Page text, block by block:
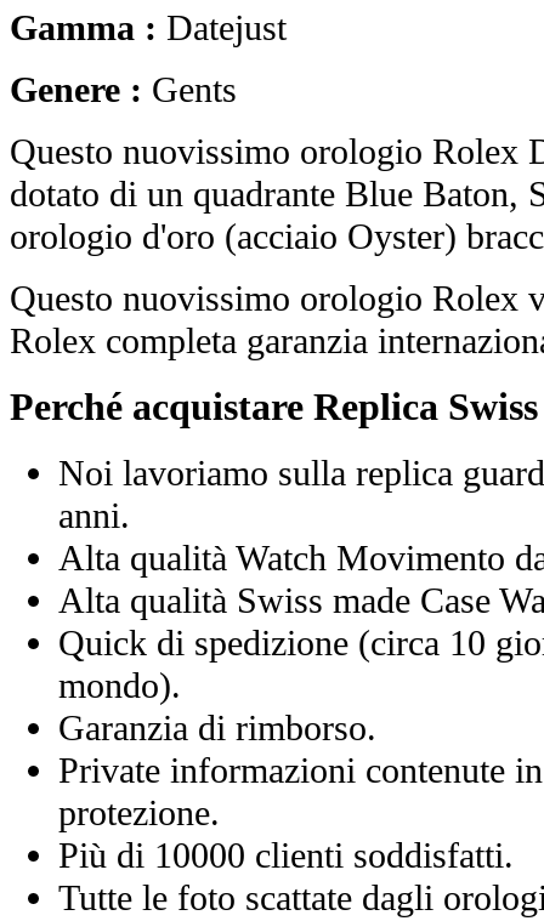
Gamma : Datejust
Genere : Gents
Questo nuovissimo orologio Rolex
dotato di un quadrante Blue Baton,
orologio d'oro (acciaio Oyster)
Questo nuovissimo orologio Rolex
Rolex completa garanzia
Perché acquistare Replica
Noi lavoriamo sulla replica
anni.
Alta qualità Watch Movimento
Alta qualità Swiss made Case
Quick di spedizione (circa 10
mondo).
Garanzia di rimborso.
Private informazioni contenute
protezione.
Più di 10000 clienti soddisfatti.
Tutte le foto scattate dagli